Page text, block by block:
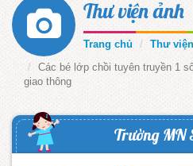
Thư viện ảnh
Trang chủ
Thư
Các bé lớp chồi tuyên truyền 1
giao thông
Trường MN